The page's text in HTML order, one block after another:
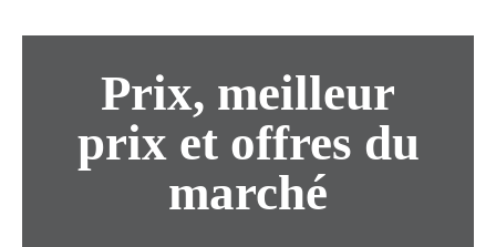
Prix, meilleur
prixet offres du
marché